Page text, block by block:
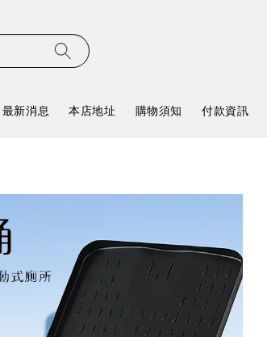
最新消息 本店地址 購物須知 付款資訊